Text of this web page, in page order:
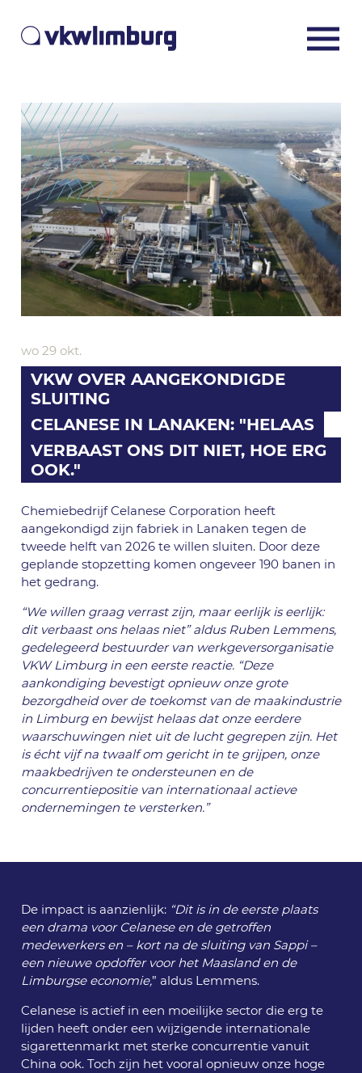
wo 29 okt.
VKW OVER AANGEKONDIGDE
SLUITING
CELANESE IN LANAKEN: "HELAAS
VERBAAST ONS DIT NIET, HOE ERG
OOK."
Chemiebedrijf Celanese Corporation heeft
aangekondigd zijn fabriek in Lanaken tegen de
tweede helft van 2026 te willen sluiten. Door deze
geplande stopzetting komen ongeveer 190 banen in
het gedrang.
“We willen graag verrast zijn, maar eerlijk is eerlijk:
dit verbaast ons helaas niet” aldus Ruben Lemmens,
gedelegeerd bestuurder van werkgeversorganisatie
VKW Limburg in een eerste reactie. “Deze
aankondiging bevestigt opnieuw onze grote
bezorgdheid over de toekomst van de maakindustrie
in Limburg en bewijst helaas dat onze eerdere
waarschuwingen niet uit de lucht gegrepen zijn. Het
is écht vijf na twaalf om gericht in te grijpen, onze
maakbedrijven te ondersteunen en de
concurrentiepositie van internationaal actieve
ondernemingen te versterken.”
De impact is aanzienlijk:“Dit is in de eerste plaats
een drama voor Celanese en de getroffen
medewerkers en – kort na de sluiting van Sappi –
een nieuwe opdoffer voor het Maasland en de
Limburgse economie,” aldus Lemmens.
Celanese is actief in een moeilijke sector die erg te
lijden heeft onder een wijzigende internationale
sigarettenmarkt met sterke concurrentie vanuit
China ook. Toch zijn het vooral opnieuw onze hoge